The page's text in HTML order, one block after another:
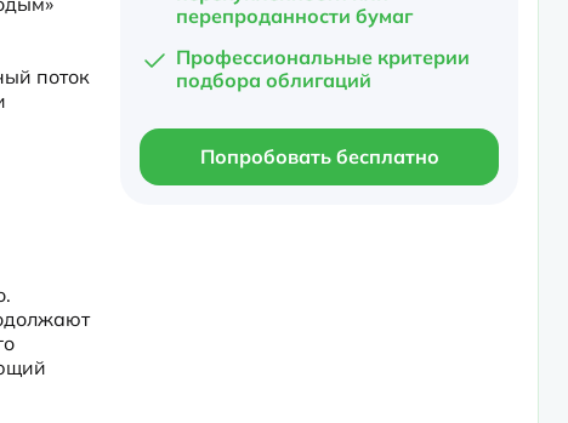
поток
перепроданности бумаг
Профессиональные критерии
подбора облигаций
Попробовать бесплатно